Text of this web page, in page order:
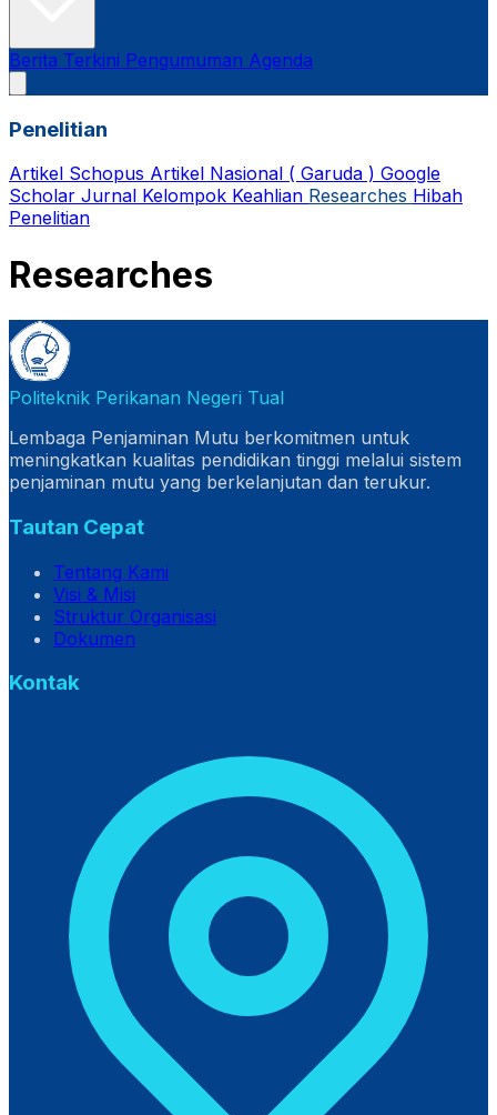
Berita Terkini Pengumuman Agenda
Penelitian
Artikel Schopus Artikel Nasional ( Garuda ) Google
Scholar Jurnal Kelompok Keahlian Researches Hibah
Penelitian
Researches
Politeknik Perikanan Negeri Tual
Lembaga Penjaminan Mutu berkomitmen untuk
meningkatkan kualitas pendidikan tinggi melalui sistem
penjaminan mutu yang berkelanjutan dan terukur.
Tautan Cepat
Tentang Kami
Visi & Misi
Struktur Organisasi
Dokumen
Kontak